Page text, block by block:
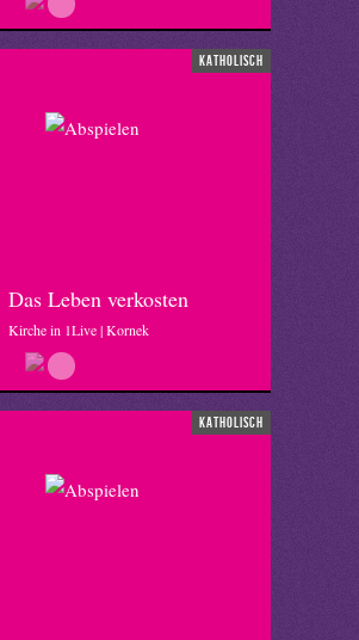
katholisch
Das Leben verkosten
Kirche in 1Live | Kornek
katholisch